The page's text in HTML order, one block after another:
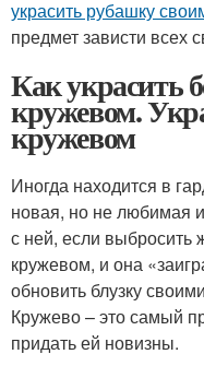
украсить рубашку
предмет зависти всех
Как украсить
кружевом.
кружевом
Иногда находится в
новая, но не любимая
с ней, если выбросить
кружевом, и она
обновить блузку
Кружево – это самый
придать ей новизны.